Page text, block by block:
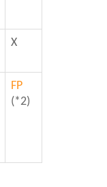
X
FP
(*2)